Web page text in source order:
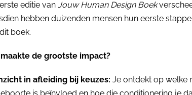
editie van Jouw Human Design Boek
hebben duizenden mensen hun eerste
boek.
de grootste impact?
in afleiding bij keuzes: Je ontdekt op welke